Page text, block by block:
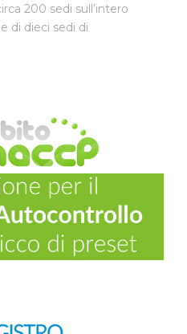
200 sedi sull’intero
di dieci sedi di